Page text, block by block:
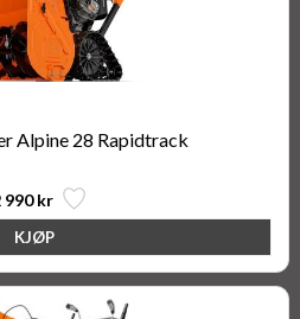
Alpine 28 Rapidtrack
990 kr